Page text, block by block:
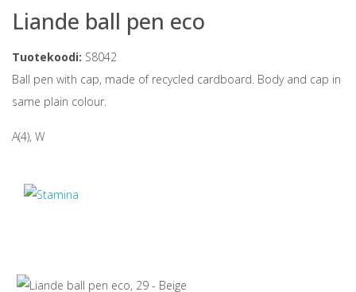
Liande ball pen eco
Tuotekoodi: S8042
Ball pen with cap, made of recycled cardboard. Body and cap in
same plain colour.
A(4), W